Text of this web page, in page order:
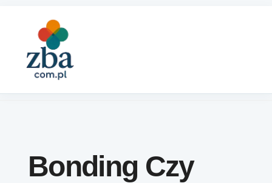
Bonding Czy